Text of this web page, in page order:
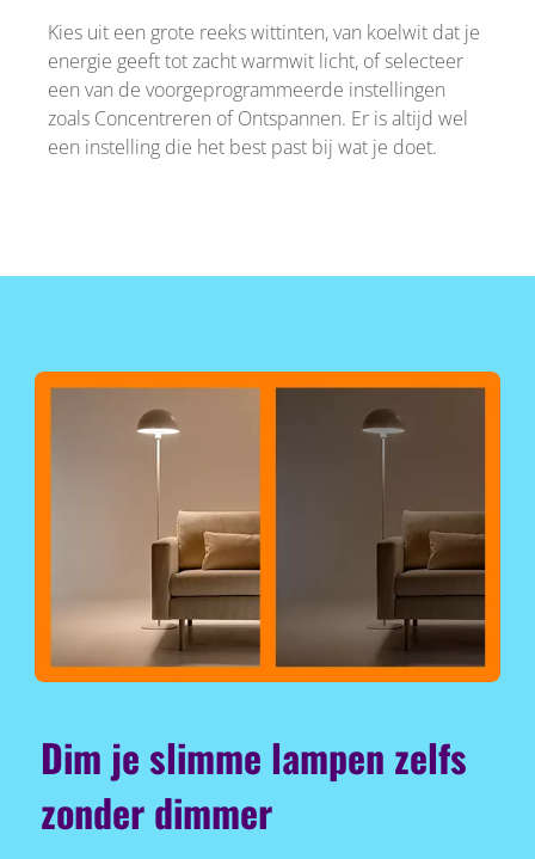
Kies uit een grote reeks wittinten, van koelwit dat je
energie geeft tot zacht warmwit licht, of selecteer
een van de voorgeprogrammeerde instellingen
zoals Concentreren of Ontspannen. Er is altijd wel
een instelling die het best past bij wat je doet.
Dim je slimme lampen zelfs
zonder dimmer